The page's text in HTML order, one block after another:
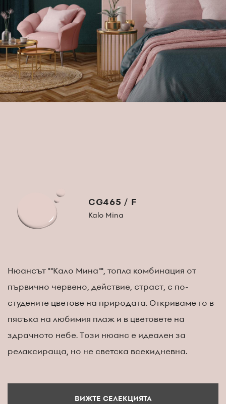
CG465 / F
Kalo Mina
Нюансът ""Кало Мина"", топла комбинация от
първично червено, действие, страст, с по-
студените цветове на природата. Откриваме го в
пясъка на любимия плаж и в цветовете на
здрачното небе. Този нюанс е идеален за
релаксираща, но не светска всекидневна.
ВИЖТЕ СЕЛЕКЦИЯТА